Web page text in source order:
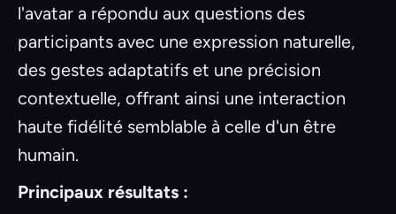
l'avatar a répondu aux questions des
participants avec une expression naturelle,
des gestes adaptatifs et une précision
contextuelle, offrant ainsi une interaction
haute fidélité semblable à celle d'un être
humain.
Principaux résultats :